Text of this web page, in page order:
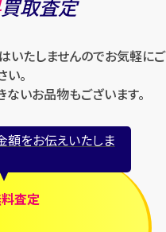
取査定
いたしませんのでお気軽にご
。
いお品物もございます。
額をお伝えいたしま
査定